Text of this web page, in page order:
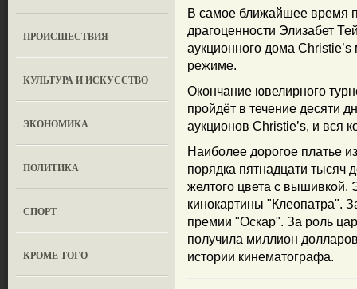
ПРОИСШЕСТВИЯ
КУЛЬТУРА И ИСКУССТВО
ЭКОНОМИКА
ПОЛИТИКА
СПОРТ
КРОМЕ ТОГО
В самое ближайшее время
драгоценности Элизабет
аукционного дома
режиме.
Окончание ювелирного
пройдёт в течение десяти
аукционов Christie’s, и вся
Наиболее дорогое платье
порядка пятнадцати тысяч
желтого цвета с вышивкой.
кинокартины "Клеопатра".
премии "Оскар". За роль
получила миллион
истории кинематографа.